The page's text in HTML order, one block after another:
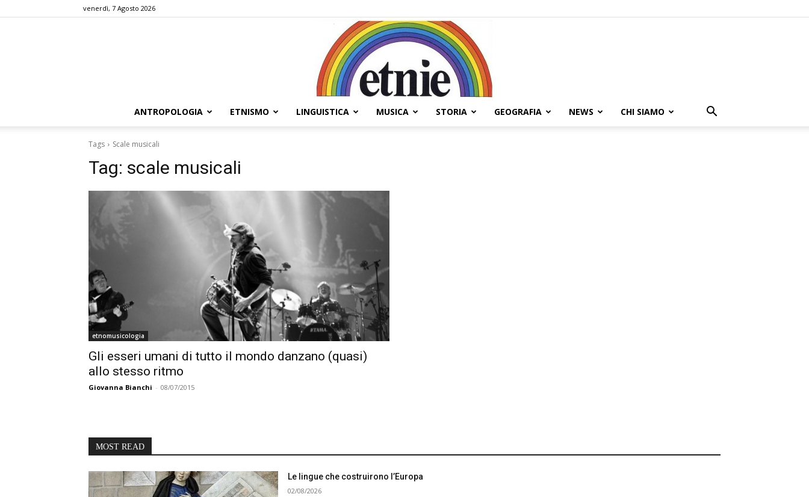
venerdì, 7 Agosto 2026
ANTROPOLOGIA ETNISMO LINGUISTICA MUSICA STORIA GEOGRAFIA NEWS CHI SIAMO
Tags Scale musicali
Tag: scale musicali
etnomusicologia
Gli esseri umani di tutto il mondo danzano (quasi)
allo stesso ritmo
Giovanna Bianchi - 08/07/2015
MOST READ
Le lingue che costruirono l’Europa
02/08/2026